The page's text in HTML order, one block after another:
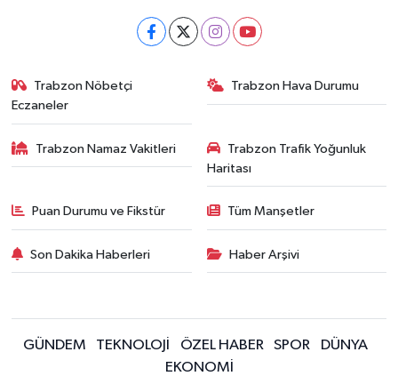
Trabzon Nöbetçi
Eczaneler
Trabzon Hava Durumu
Trabzon Namaz Vakitleri
Trabzon Trafik Yoğunluk
Haritası
Puan Durumu ve Fikstür Tüm Manşetler
Son Dakika Haberleri Haber Arşivi
GÜNDEM TEKNOLOJİ ÖZEL HABER SPOR
DÜNYA
EKONOMİ